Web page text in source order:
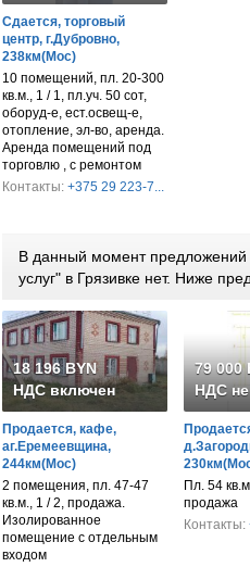
Сдается, торговый
центр, г.Дубровно,
238км(Мос)
10 помещений, пл. 20-300
кв.м., 1 / 1, пл.уч. 50 сот,
оборуд-е, ест.освещ-е,
отопление, эл-во, аренда.
Аренда помещений под
торговлю , с ремонтом
Контакты: +375 29 223-7...
В данный момент
услуг" в Грязивке нет. Ниже
18 196 BYN
НДС включен
Продается, кафе,
аг.Еремеевщина,
244км(Мос)
2 помещения, пл. 47-47
кв.м., 1 / 2, продажа.
Изолированное
помещение с отдельным
входом
79 000
НДС
Пл. 54
продажа
Контакты: